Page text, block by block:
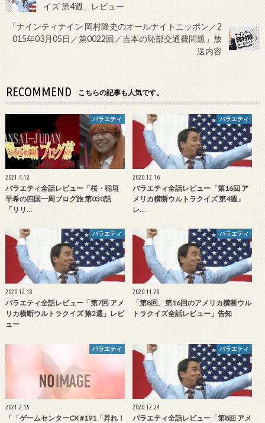
イズ 第4週」レビュー
「ナインティナイン 岡村隆史のオールナイトニッポン／2
015年03月05日／第0022回／吉本の恥部交通費問題」放
送内容
RECOMMEND こちらの記事も人気です。
バラエティ
2021.4.12
バラエティ全話レビュー「桜・稲垣
早希の四国一周ブログ旅 第030話
「リリ…
バラエティ
2020.12.16
バラエティ全話レビュー「第16回 ア
メリカ横断ウルトラクイズ 第4週」
レ…
バラエティ
2020.12.18
バラエティ全話レビュー「第7回 アメ
リカ横断ウルトラクイズ 第2週」レビ
ュー
バラエティ
2020.11.28
「第8回、第16回のアメリカ横断ウル
トラクイズ全話レビュー」告知
バラエティ
2021.2.15
「「ゲームセンターCX #191「昇れ！
バラエティ
2020.12.24
バラエティ全話レビュー「第8回 アメ